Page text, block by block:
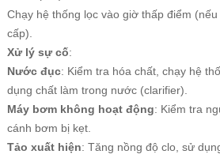
Chạy hệ thống lọc vào giờ thấp điểm
cấp).
Xử lý sự cố:
Nước đục: Kiểm tra hóa chất, chạy hệ
dụng chất làm trong nước (clarifier).
Máy bơm không hoạt động: Kiểm tra
cánh bơm bị kẹt.
Tảo xuất hiện: Tăng nồng độ clo, sử